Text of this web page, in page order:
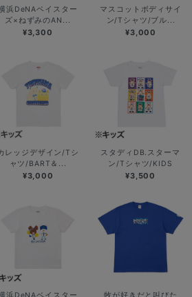
浜DeNAベイスター
ズ×ねずみのAN...
¥3,300
マスコットボディサイ
ン/Tシャツ/ブル...
¥3,000
レッジデザイン/Tシ
ャツ/BART＆...
¥3,000
スタディDB.スターマ
ン/Tシャツ/KIDS
¥3,500